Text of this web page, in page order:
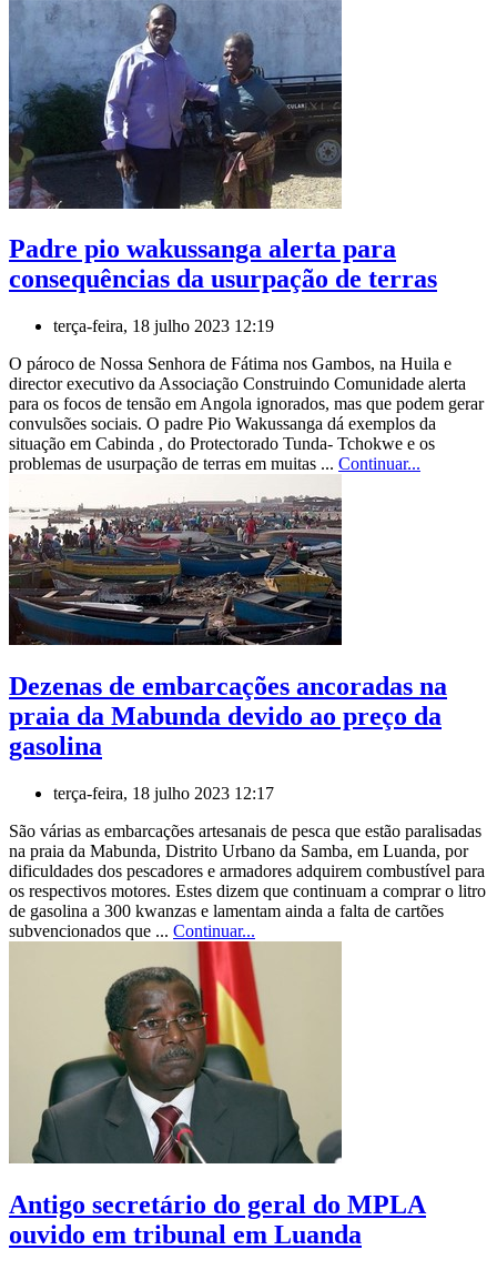
Padre pio wakussanga alerta para
consequências da usurpação de terras
terça-feira, 18 julho 2023 12:19
O pároco de Nossa Senhora de Fátima nos Gambos, na Huila e
director executivo da Associação Construindo Comunidade alerta
para os focos de tensão em Angola ignorados, mas que podem gerar
convulsões sociais. O padre Pio Wakussanga dá exemplos da
situação em Cabinda , do Protectorado Tunda- Tchokwe e os
problemas de usurpação de terras em muitas ... Continuar...
Dezenas de embarcações ancoradas na
praia da Mabunda devido ao preço da
gasolina
terça-feira, 18 julho 2023 12:17
São várias as embarcações artesanais de pesca que estão paralisadas
na praia da Mabunda, Distrito Urbano da Samba, em Luanda, por
dificuldades dos pescadores e armadores adquirem combustível para
os respectivos motores. Estes dizem que continuam a comprar o litro
de gasolina a 300 kwanzas e lamentam ainda a falta de cartões
subvencionados que ... Continuar...
Antigo secretário do geral do MPLA
ouvido em tribunal em Luanda